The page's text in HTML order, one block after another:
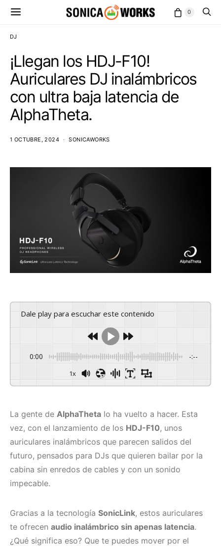
0
DJ
¡Llegan los HDJ-F10!
Auriculares DJ inalámbricos
con ultra baja latencia de
AlphaTheta.
1 OCTUBRE, 2024 SONICAWORKS
Dale play para escuchar este contenido
0:00 -:--
1x
La gente de AlphaTheta lo ha vuelto a hacer. Esta
vez, con el lanzamiento de los HDJ-F10, unos
auriculares inalámbricos que parecen salidos del
futuro, pensados para DJs que quieren bailar por la
cabina sin enredos de cables y con un sonido
impecable.
Gracias a la tecnología SonicLink, estos auriculares
te ofrecen audio inalámbrico sin apenas latencia.
¿Qué significa eso? Que te puedes mover por el